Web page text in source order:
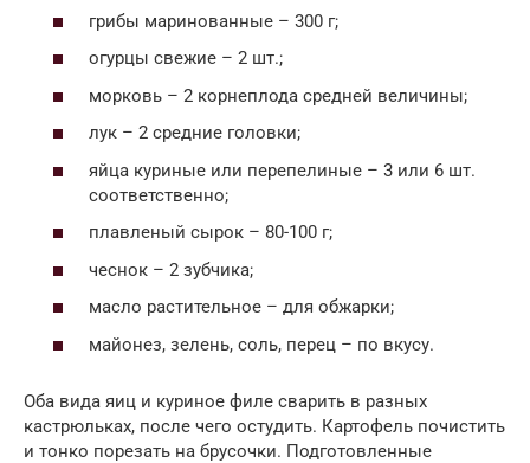
грибы маринованные – 300 г;
огурцы свежие – 2 шт.;
морковь – 2 корнеплода средней величины;
лук – 2 средние головки;
яйца куриные или перепелиные – 3 или 6 шт.
соответственно;
плавленый сырок – 80-100 г;
чеснок – 2 зубчика;
масло растительное – для обжарки;
майонез, зелень, соль, перец – по вкусу.
Оба вида яиц и куриное филе сварить в разных
кастрюльках, после чего остудить. Картофель почистить
и тонко порезать на брусочки. Подготовленные